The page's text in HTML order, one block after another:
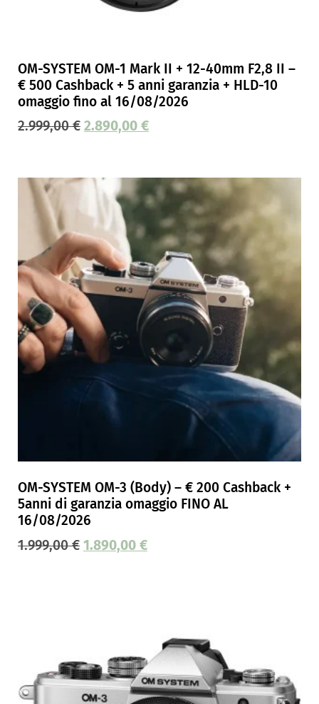
OM-SYSTEM OM-1 Mark II + 12-40mm F2,8 II –
€ 500 Cashback + 5 anni garanzia + HLD-10
omaggio fino al 16/08/2026
2.999,00€ 2.890,00 €
OM-SYSTEM OM-3 (Body) – € 200 Cashback +
5anni di garanzia omaggio FINO AL
16/08/2026
1.999,00€ 1.890,00 €